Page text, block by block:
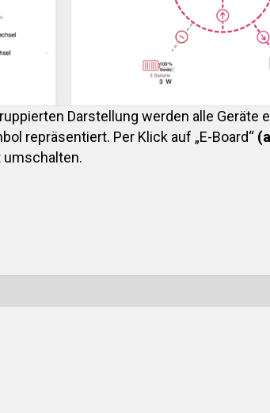
Darstellung werden alle
repräsentiert. Per Klick auf „E-Board“